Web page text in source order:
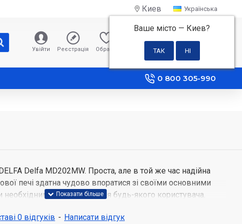
Киев
Ваше місто — Киев?
Українська
Увійти Реєстрація Обране Порівняння
0 грн
0 800 305-990
Delfa MD202MW. Проста, але в той же час надійна
печі здатна чудово впоратися зі своїми основними
помічником для будь-якого користувача.
MD202MW, Ви зможете розігрівати і готувати їжу,
0 відгуків - Написати відгук